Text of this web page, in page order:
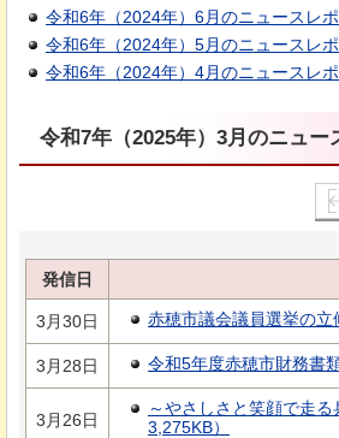
令和6年（2024年）6月のニュースレ
令和6年（2024年）5月のニュースレ
令和6年（2024年）4月のニュースレ
令和7年（2025年）3月のニュー
発信日
3月30日 赤穂市議会議員選挙の
3月28日 令和5年度赤穂市財務書
3月26日
～やさしさと笑顔で走
3,275KB）